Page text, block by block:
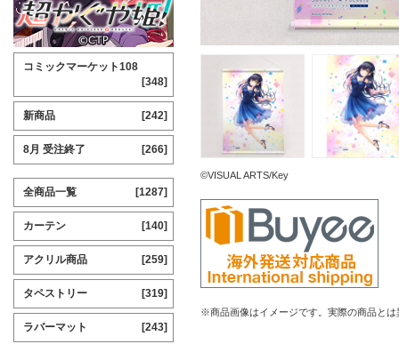
©VISUAL ARTS/Key
※商品画像はイメージです。実際の商品と
コミックマーケット108
[348]
新商品 [242]
8月 受注終了 [266]
全商品一覧 [1287]
カーテン [140]
アクリル商品 [259]
タペストリー [319]
ラバーマット [243]